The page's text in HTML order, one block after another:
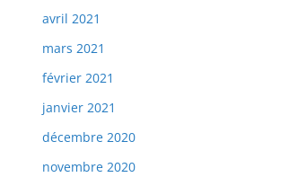
avril 2021
mars 2021
février 2021
janvier 2021
décembre 2020
novembre 2020